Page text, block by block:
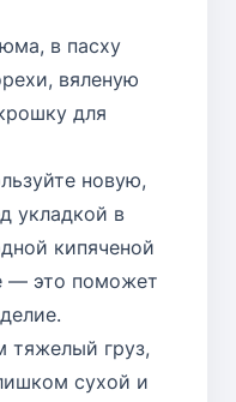
в пасху
вяленую
для
новую,
укладкой в
кипяченой
— это поможет
тяжелый груз,
сухой и